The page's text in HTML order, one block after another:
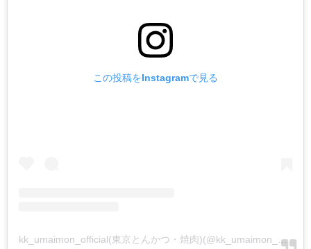
この投稿をInstagramで見る
kk_umaimon_official(東京とんかつ・焼肉)(@kk_umaimon_official)がシェアした投稿